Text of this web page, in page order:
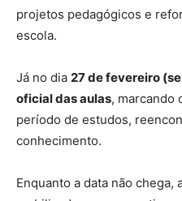
projetos pedagógicos e
escola.
Já no dia 27 de fevereiro
oficial das aulas, marcando
período de estudos,
conhecimento.
Enquanto a data não chega,